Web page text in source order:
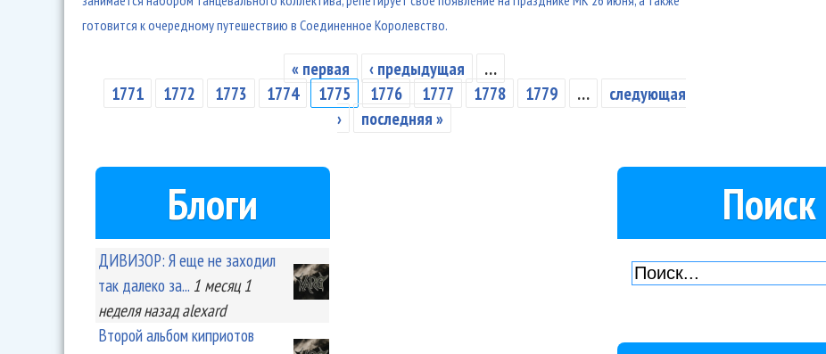
готовится к очередному путешествию в Соединенное Королевство.
Страницы
« первая ‹ предыдущая
…
1771
1772 1773 1774 1775 1776 1777 1778 1779 …
следующая
›
последняя »
Блоги
ДИВИЗОР: Я еще не заходил
так далеко за... 1 месяц 1
неделяназад alexard
Второй альбом киприотов
Поиск